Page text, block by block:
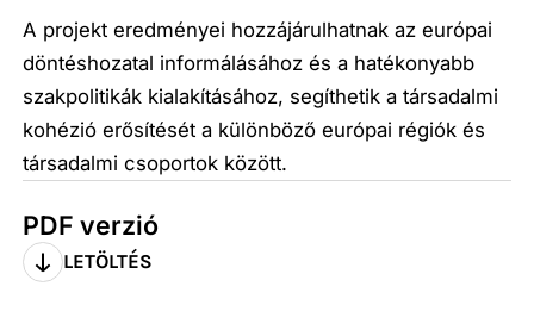
A projekt eredményei hozzájárulhatnak az európai
döntéshozatal informálásához és a hatékonyabb
szakpolitikák kialakításához, segíthetik a társadalmi
kohézió erősítését a különböző európai régiók és
társadalmi csoportok között.
PDF verzió
LETÖLTÉS